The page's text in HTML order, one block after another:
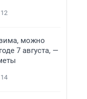
12
можно
7 августа, —
14